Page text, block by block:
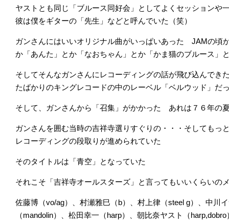
ヤストとも同じ「ブルース同好会」としてよくセッション
彼は僕をギターの「先生」などと呼んでいた（笑）
ガンさんにはいいオリジナル曲がいっぱいあった JAMの頃
か「あんた」とか「なおちゃん」とか「かま猫のブルース」
そしてそんなガンさんにレコーディングの話が飛び込んで
たばかりのキングレコードの中のレーベル「ベルウッド」だ
そして、ガンさんから「召集」がかかった あれは７６年の
ガンさんを囲む当時の吉祥寺選りすぐりの・・・そしてもっ
レコーディングの段取りが進められていた
そのタイトルは「青空」となっていた
それこそ「吉祥寺オールスターズ」と言ってもいいくらいの
佐藤博（vo/ag）、村瀬雅巳（b）、村上律（steel g）、中川
（mandolin）、松田幸一（harp）、朝比奈ヤスト（